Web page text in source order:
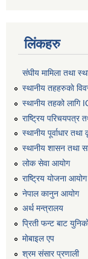
लिंकहरु
संघीय मामिला तथा
स्थानीय तहहरुकाे
स्थानीय तहको लागि
राष्‍ट्रिय परिचयपत्र
स्थानीय पूर्वाधार
स्थानीय शासन तथा
लोक सेवा आयोग
राष्ट्रिय योजना आयोग
नेपाल कानुन आयोग
अर्थ मन्त्रालय
प्रिती फन्ट बाट
माेबाइल एप
श्रम संसार प्रणाली